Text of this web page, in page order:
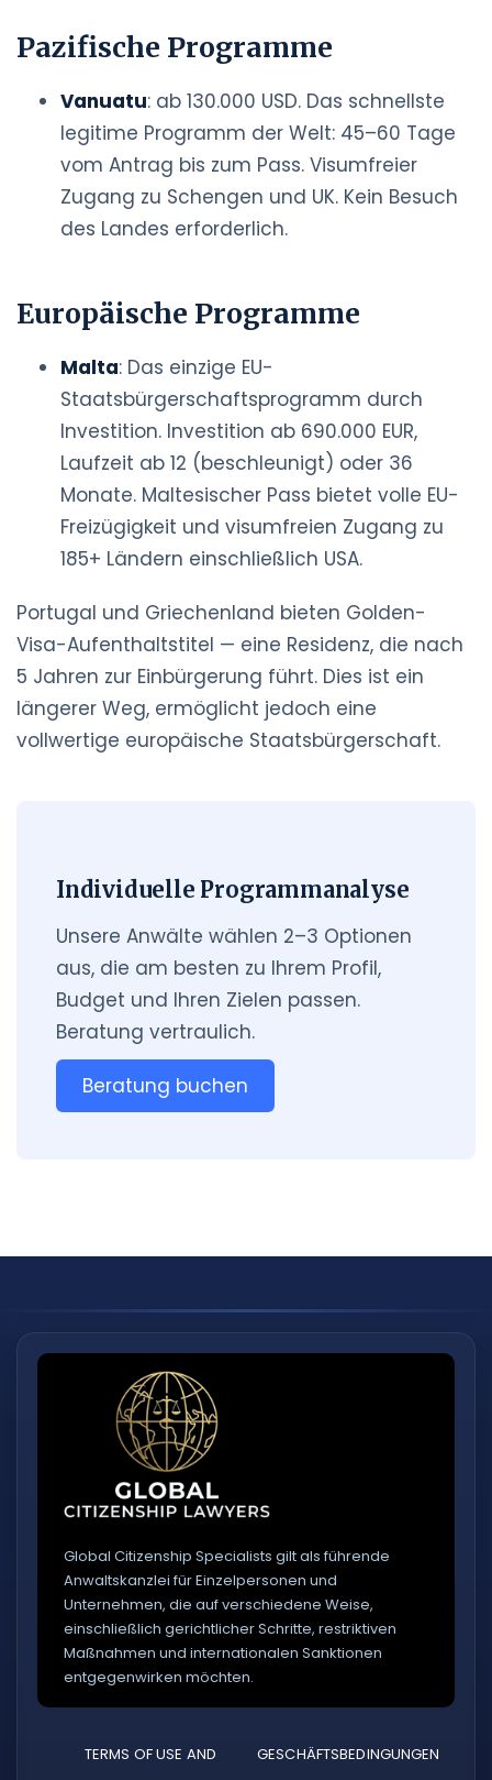
Pazifische Programme
Vanuatu: ab 130.000 USD. Das schnellste
legitime Programm der Welt: 45–60 Tage
vom Antrag bis zum Pass. Visumfreier
Zugang zu Schengen und UK. Kein Besuch
des Landes erforderlich.
Europäische Programme
Malta: Das einzige EU-
Staatsbürgerschaftsprogramm durch
Investition. Investition ab 690.000 EUR,
Laufzeit ab 12 (beschleunigt) oder 36
Monate. Maltesischer Pass bietet volle EU-
Freizügigkeit und visumfreien Zugang zu
185+ Ländern einschließlich USA.
Portugal und Griechenland bieten Golden-
Visa-Aufenthaltstitel — eine Residenz, die nach
5 Jahren zur Einbürgerung führt. Dies ist ein
längerer Weg, ermöglicht jedoch eine
vollwertige europäische Staatsbürgerschaft.
Individuelle Programmanalyse
Unsere Anwälte wählen 2–3 Optionen
aus, die am besten zu Ihrem Profil,
Budget und Ihren Zielen passen.
Beratung vertraulich.
Beratung buchen
Global Citizenship Specialists gilt als führende
Anwaltskanzlei für Einzelpersonen und
Unternehmen, die auf verschiedene Weise,
einschließlich gerichtlicher Schritte, restriktiven
Maßnahmen und internationalen Sanktionen
entgegenwirken möchten.
TERMS OF USE AND
GESCHÄFTSBEDINGUNGEN